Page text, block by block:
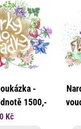
-
1500,-
Kč